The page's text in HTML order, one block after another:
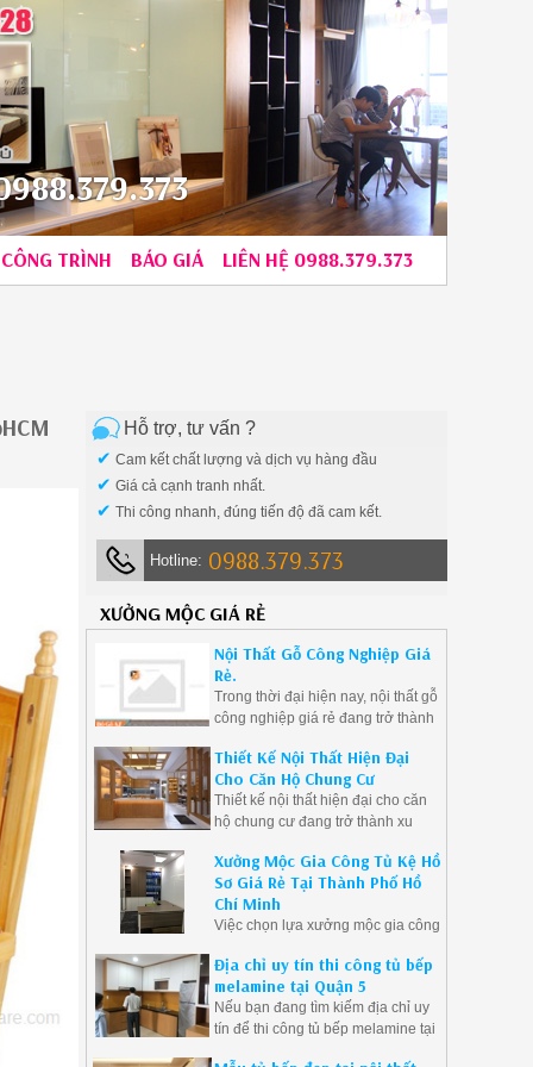
CÔNG TRÌNH BÁO GIÁ LIÊN HỆ 0988.379.373
Hỗ trợ, tư vấn ?
✔ Cam kết chất lượng và dịch vụ hàng đầu
✔ Giá cả cạnh tranh nhất.
✔ Thi công nhanh, đúng tiến độ đã cam kết.
Hotline: 0988.379.373
XƯỞNG MỘC GIÁ RẺ
Nội Thất Gỗ Công Nghiệp Giá
Rẻ.
Trong thời đại hiện nay, nội thất gỗ
công nghiệp giá rẻ đang trở thành
gia đình và doanh nghiệp. Với ưu
điểm về giá thành phải chăng, đa
dạng mẫu mã và độ bền cao, nội
thất gỗ công nghiệp là giải pháp lý
không gian sống hiện đại mà vẫn
tiết kiệm chi phí.
Thiết Kế Nội Thất Hiện Đại
Cho Căn Hộ Chung Cư
Thiết kế nội thất hiện đại cho căn
hộ chung cư đang trở thành xu
tinh tế, tối giản và tiện nghi mà nó
mang lại.
Xưởng Mộc Gia Công Tủ Kệ Hồ
Sơ Giá Rẻ Tại Thành Phố Hồ
Chí Minh
Việc chọn lựa xưởng mộc gia công
Hồ Chí Minh không chỉ giúp doanh
nghiệp tiết kiệm chi phí mà còn
đảm bảo được chất lượng sản
phẩm.
Địa chỉ uy tín thi công tủ bếp
melamine tại Quận 5
Nếu bạn đang tìm kiếm địa chỉ uy
tín để thi công tủ bếp melamine tại